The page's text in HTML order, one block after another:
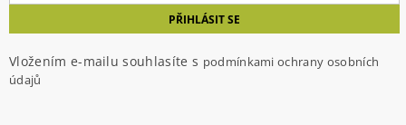
Vložením e-mailu souhlasíte s podmínkami ochrany osobních
údajů